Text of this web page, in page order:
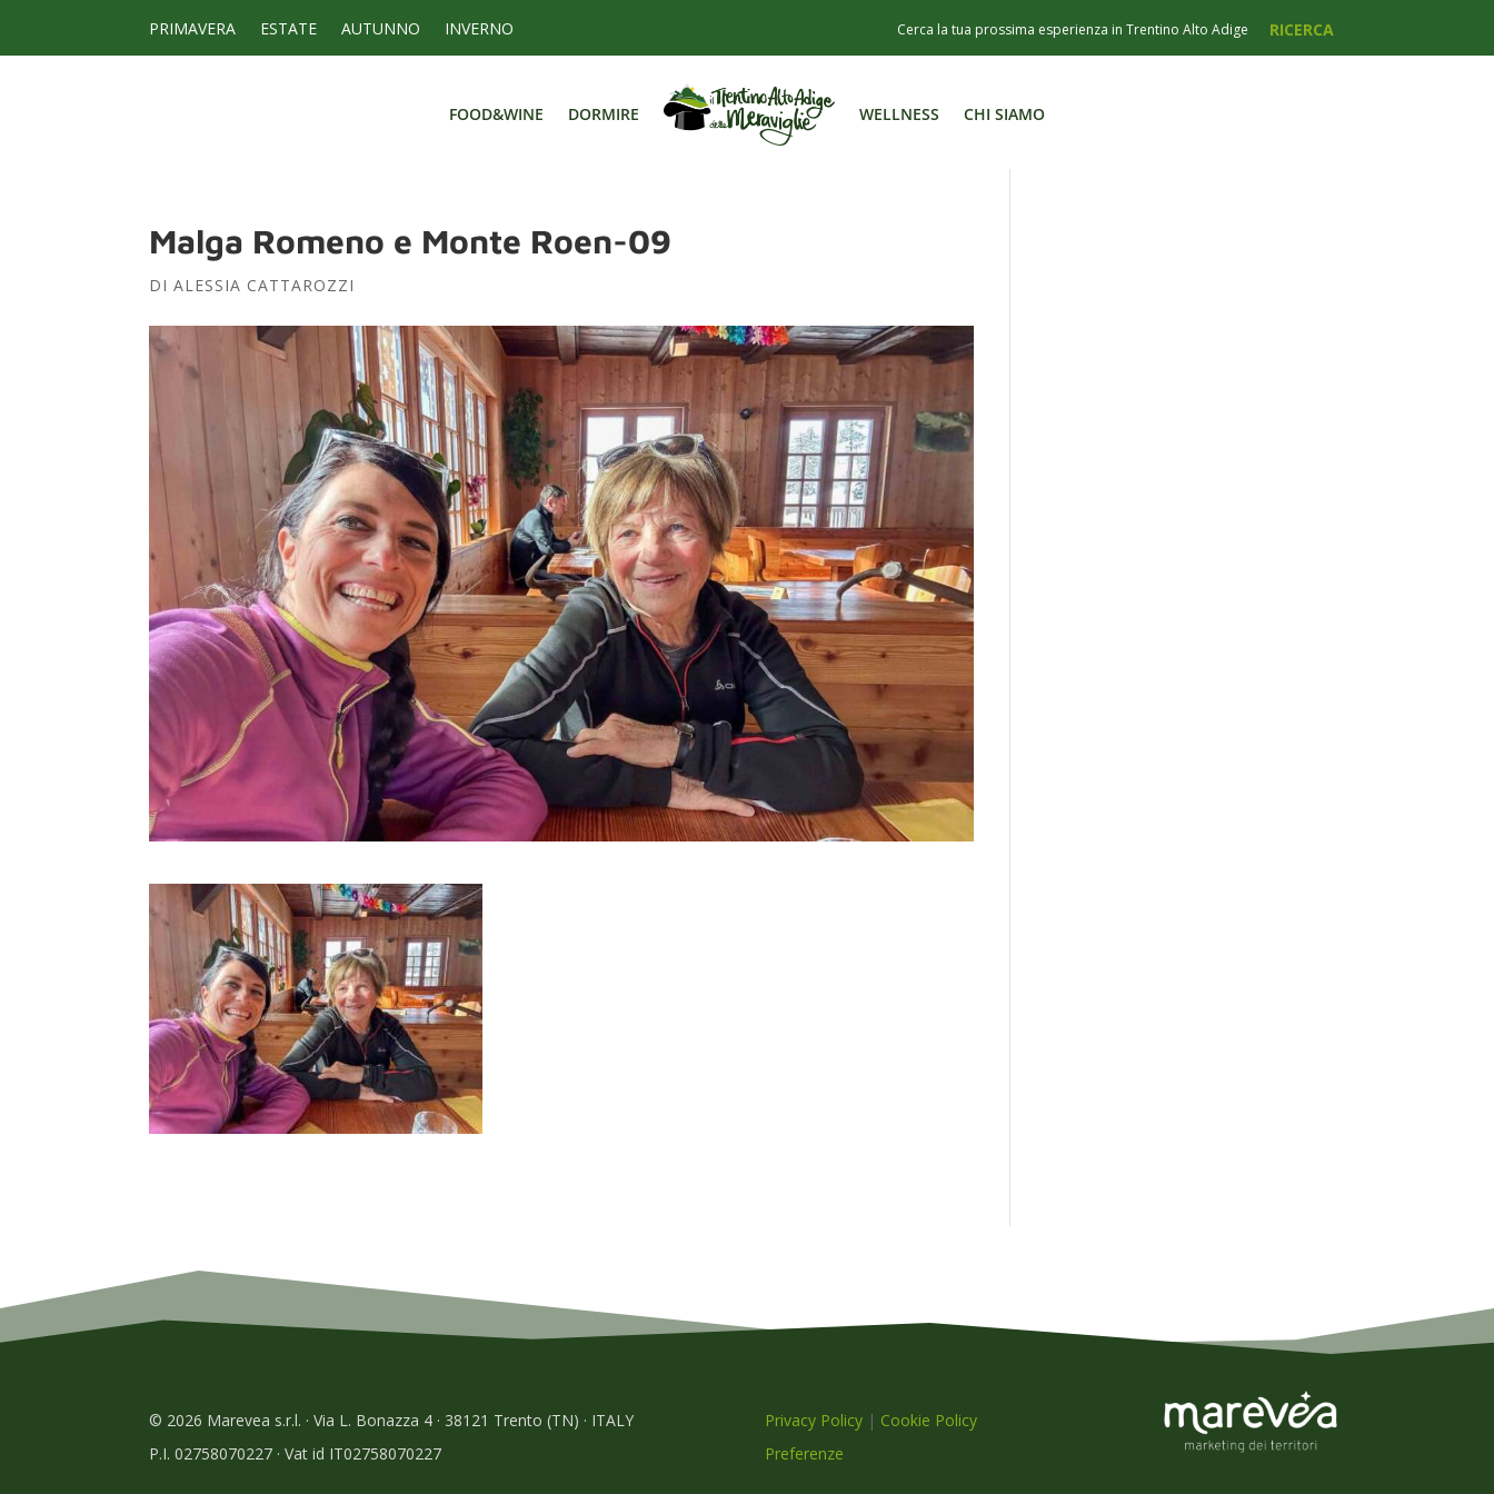
PRIMAVERA ESTATE AUTUNNO INVERNO
FOOD&WINE DORMIRE WELLNESS CHI SIAMO
FOOD&WINE DORMIRE WELLNESS CHI SIAMO
Malga Romeno e Monte Roen-09
DIALESSIA CATTAROZZI
© 2026 Marevea s.r.l. · Via L. Bonazza 4 · 38121 Trento (TN) · ITALY
P.I. 02758070227 · Vat id IT02758070227
Privacy Policy | Cookie Policy
Preferenze